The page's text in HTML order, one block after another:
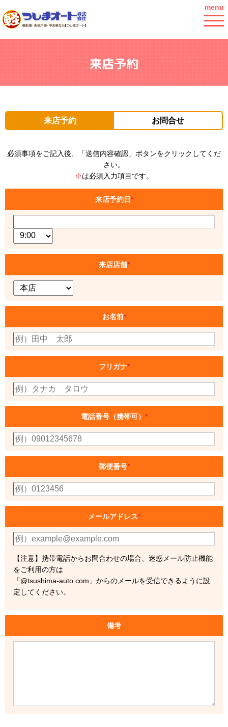
menu
来店予約
来店予約 お問合せ
必須事項をご記入後、「送信内容確認」ボタンをクリックしてくだ
さい。
※は必須入力項目です。
来店予約日*
来店店舗*
お名前*
フリガナ*
電話番号（携帯可） *
郵便番号*
メールアドレス*
【注意】携帯電話からお問合わせの場合、迷惑メール防止機能
をご利用の方は
「@tsushima-auto.com」からのメールを受信できるように設
定してください。
備考